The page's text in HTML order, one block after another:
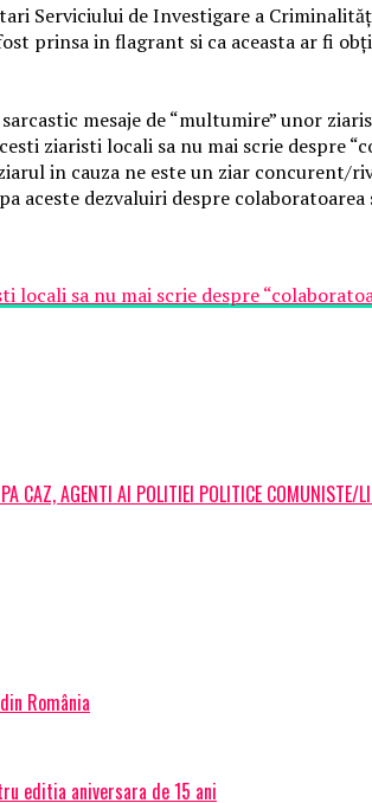
Serviciului de Investigare a
prinsa in flagrant si ca aceasta ar fi
mesaje de “multumire” unor
ziaristi locali sa nu mai scrie despre
in cauza ne este un ziar concurent/
aceste dezvaluiri despre
sa nu mai scrie despre
CAZ, AGENTI AI POLITIEI POLITICE COMUNISTE/
România
editia aniversara de 15 ani